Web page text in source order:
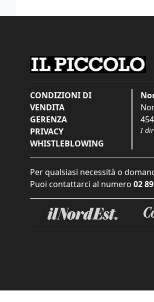
CONDIZIONI DI
VENDITA
GERENZA
PRIVACY
WHISTLEBLOWING
I
Per qualsiasi necessità o
Puoi contattarci al numero 02